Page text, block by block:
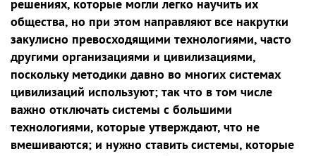
решениях, которые могли легко научить их
общества, но при этом направляют все накрутки
закулисно превосходящими технологиями, часто
другими организациями и цивилизациями,
поскольку методики давно во многих системах
цивилизаций используют; так что в том числе
важно отключать системы с большими
технологиями, которые утверждают, что не
вмешиваются; и нужно ставить системы, которые